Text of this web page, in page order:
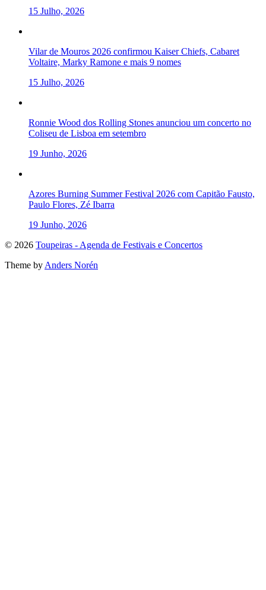
15 Julho, 2026
Vilar de Mouros 2026 confirmou Kaiser Chiefs, Cabaret
Voltaire, Marky Ramone e mais 9 nomes
15 Julho, 2026
Ronnie Wood dos Rolling Stones anunciou um concerto no
Coliseu de Lisboa em setembro
19 Junho, 2026
Azores Burning Summer Festival 2026 com Capitão Fausto,
Paulo Flores, Zé Ibarra
19 Junho, 2026
To
top
© 2026 Toupeiras - Agenda de Festivais e Concertos
Theme by Anders Norén